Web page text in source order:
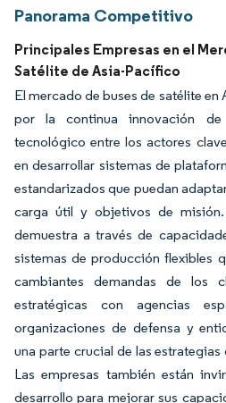
Panorama Competitivo
Principales Empresas en el
Satélite de Asia-Pacífico
El mercado de buses de satélite
por la continua innovación
tecnológico entre los actores
en desarrollar sistemas de
estandarizados que puedan
carga útil y objetivos de
demuestra a través de
sistemas de producción flexibles
cambiantes demandas de los
estratégicas con agencias
organizaciones de defensa y
una parte crucial de las
Las empresas también están
desarrollo para mejorar sus